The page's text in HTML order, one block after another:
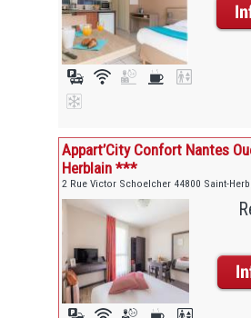
Appart’City Confort Nantes
Herblain ***
2 Rue Victor Schoelcher 44800 Saint-